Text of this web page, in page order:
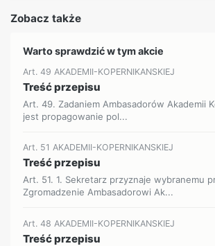
Zobacz także
Warto sprawdzić w tym akcie
Art. 49 AKADEMII-KOPERNIKANSKIEJ
Treść przepisu
Art. 49. Zadaniem Ambasadorów Akademii
jest propagowanie pol...
Art. 51 AKADEMII-KOPERNIKANSKIEJ
Treść przepisu
Art. 51. 1. Sekretarz przyznaje wybranemu
Zgromadzenie Ambasadorowi Ak...
Art. 48 AKADEMII-KOPERNIKANSKIEJ
Treść przepisu